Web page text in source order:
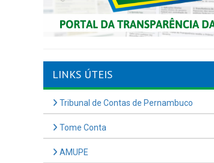
LINKS ÚTEIS
Tribunal de Contas de Pernambuco
Tome Conta
AMUPE